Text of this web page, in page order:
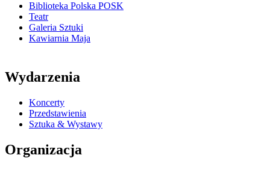
Biblioteka Polska POSK
Teatr
Galeria Sztuki
Kawiarnia Maja
Wydarzenia
Koncerty
Przedstawienia
Sztuka & Wystawy
Organizacja